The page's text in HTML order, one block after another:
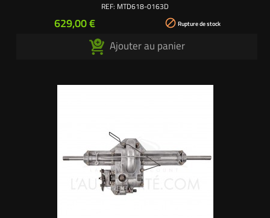
REF: MTD618-0163D
Prix
629,00 €  Rupture de stock
Ajouter au panier